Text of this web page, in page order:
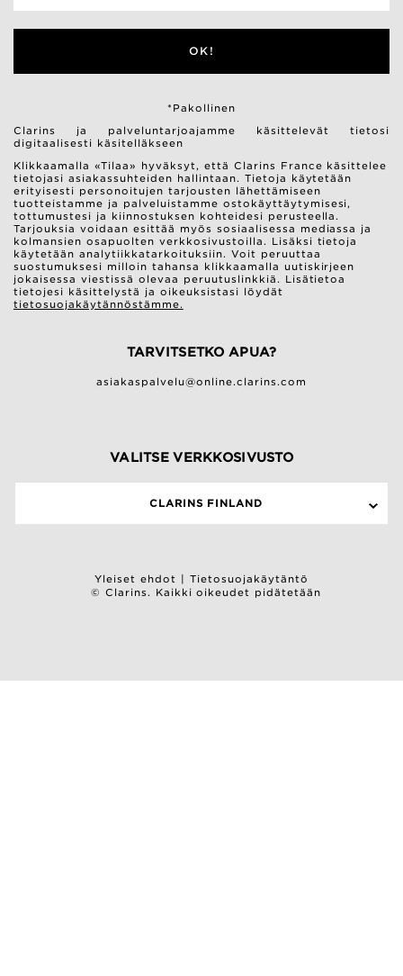
OK!
*Pakollinen
Clarins ja palveluntarjoajamme käsittelevät tietosi
digitaalisesti käsitelläkseen
Klikkaamalla «Tilaa» hyväksyt, että Clarins France käsittelee
tietojasi asiakassuhteiden hallintaan. Tietoja käytetään
erityisesti personoitujen tarjousten lähettämiseen
tuotteistamme ja palveluistamme ostokäyttäytymisesi,
tottumustesi ja kiinnostuksen kohteidesi perusteella.
Tarjouksia voidaan esittää myös sosiaalisessa mediassa ja
kolmansien osapuolten verkkosivustoilla. Lisäksi tietoja
käytetään analytiikkatarkoituksiin. Voit peruuttaa
suostumuksesi milloin tahansa klikkaamalla uutiskirjeen
jokaisessa viestissä olevaa peruutuslinkkiä. Lisätietoa
tietojesi käsittelystä ja oikeuksistasi löydät
tietosuojakäytännöstämme.
TARVITSETKO APUA?
asiakaspalvelu@online.clarins.com
VALITSE VERKKOSIVUSTO
CLARINS FINLAND
Yleiset ehdot
Tietosuojakäytäntö
© Clarins. Kaikki oikeudet pidätetään